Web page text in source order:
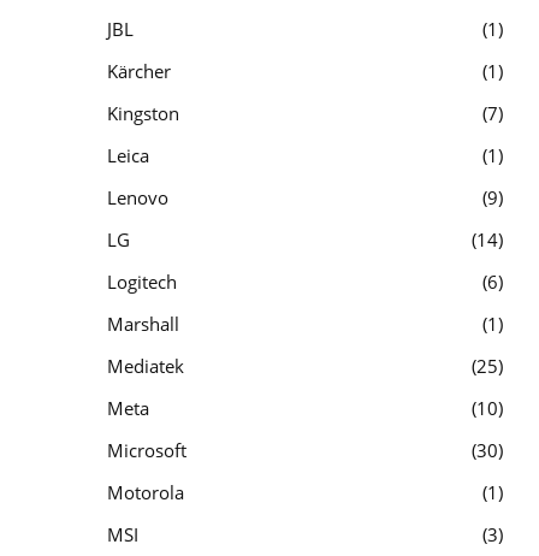
JBL
1
Kärcher
1
Kingston
7
Leica
1
Lenovo
9
LG
14
Logitech
6
Marshall
1
Mediatek
25
Meta
10
Microsoft
30
Motorola
1
MSI
3